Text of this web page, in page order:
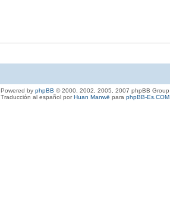
Powered by phpBB © 2000, 2002, 2005, 2007 phpBB Group
Traducción al español porHuan Manwë para phpBB-Es.COM